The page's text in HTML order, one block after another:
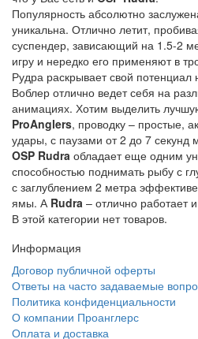
Популярность абсолютно
уникальна. Отлично летит,
суспендер, зависающий на 1.5-2
игру и нередко его применяют в
Рудра раскрывает свой потенциал
Воблер отлично ведет себя на
анимациях. Хотим выделить
ProAnglers, проводку – простые,
удары, с паузами от 2 до 7 секунд
OSP Rudra обладает еще одним
способностью поднимать рыбу с
с заглублением 2 метра
ямы. А Rudra – отлично работает
В этой категории нет товаров.
Информация
Договор публичной оферты
Ответы на часто задаваемые
Политика конфиденциальности
О компании Проанглерс
Оплата и доставка